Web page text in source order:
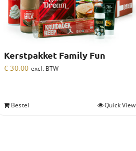
Kerstpakket Family Fun
€ 30,00 excl. BTW
Bestel Quick View